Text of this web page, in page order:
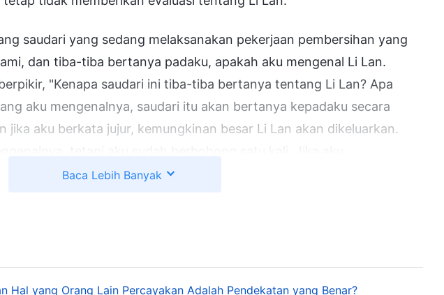
saudari yang sedang melaksanakan pekerjaan pembersihan yang
dan tiba-tiba bertanya padaku, apakah aku mengenal Li Lan.
"Kenapa saudari ini tiba-tiba bertanya tentang Li Lan? Apa
aku mengenalnya, saudari itu akan bertanya kepadaku secara
jika aku berkata jujur, kemungkinan besar Li Lan akan dikeluarkan.
menjadi pembohong yang benar-benar tidak tahu malu?" Aku
"
beban Tuhan? Tanyakanlah kepada dirimu sendiri: Apakah
Baca Lebih Banyak
Hal yang Orang Lain Percayakan Adalah Pendekatan yang Benar?